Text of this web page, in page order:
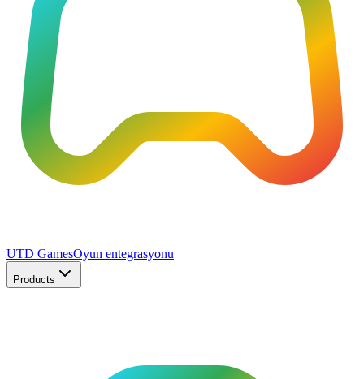
UTD GamesOyun entegrasyonu
Products